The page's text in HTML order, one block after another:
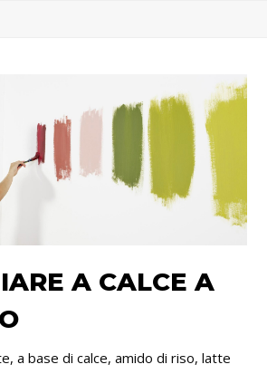
A CALCE A
a base di calce, amido di riso, latte